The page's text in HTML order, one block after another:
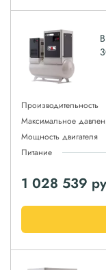
Производительность
Максимальное
Мощность двигателя
Питание
1 028 539